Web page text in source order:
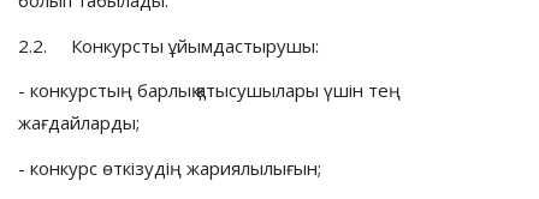
2.2. Конкурсты ұйымдастырушы:
- конкурстың барлық қатысушылары үшін тең
жағдайларды;
- конкурс өткізудің жариялылығын;